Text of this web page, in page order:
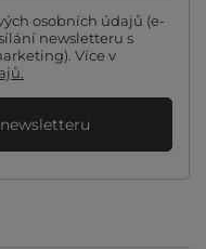
osobních údajů (e-
newsletteru s
Více v